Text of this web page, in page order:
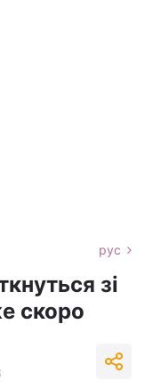
рус
зі
скоро